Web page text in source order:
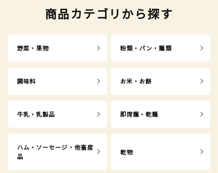
商品カテゴリから探す
野菜・果物 粉類・パン・麺類
調味料 お米・お餅
牛乳・乳製品 即席麺・乾麺
ハム・ソーセージ・他畜産
品
乾物